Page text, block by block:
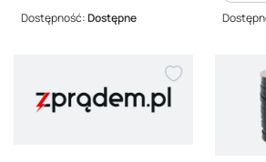
Dostępność:Dostępne